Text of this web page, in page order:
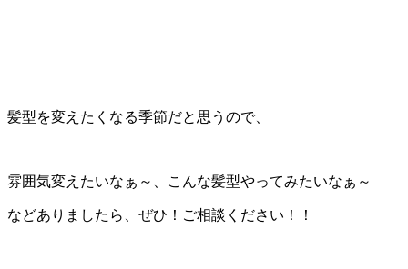
髪型を変えたくなる季節だと思うので、
雰囲気変えたいなぁ～、こんな髪型やってみたいなぁ～
などありましたら、ぜひ！ご相談ください！！